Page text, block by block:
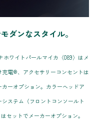
ダンなスタイル。
ワイトパールマイカ〈089〉はメ
電®、アクセサリーコンセントは
ーオプション。カラーヘッドア
ステム（フロントコンソールト
セットでメーカーオプション。